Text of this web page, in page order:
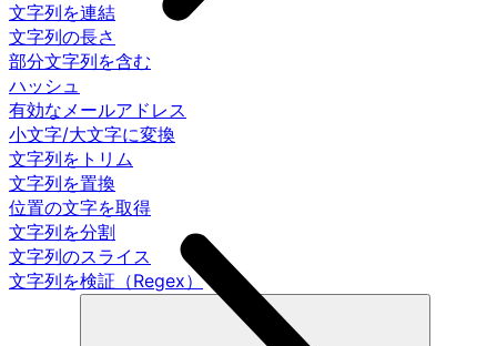
文字列を連結
文字列の長さ
部分文字列を含む
ハッシュ
有効なメールアドレス
小文字/大文字に変換
文字列をトリム
文字列を置換
位置の文字を取得
文字列を分割
文字列のスライス
文字列を検証（Regex）